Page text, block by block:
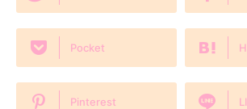
Pocket
Pinterest